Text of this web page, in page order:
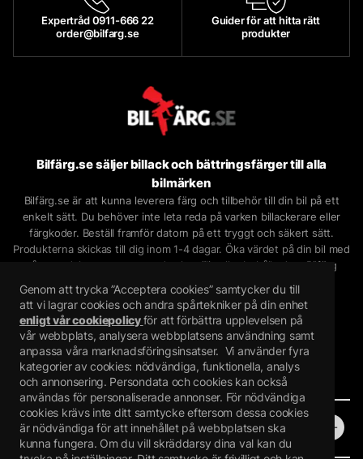
Expertråd 0911-666 22
order@bilfarg.se
Guider för att hitta rätt
produkter
Bilfärg.se säljer billack och bättringsfärger till alla
bilmärken
Bilfärg.se är att kunna leverera färg och tillbehör till din bil på ett
enkelt sätt. Du behöver inte leta reda på varken billackerare eller
färgkoder. Beställ framför datorn på ett tryggt och säkert sätt.
Produkterna skickas till dig inom 1-4 dagar. Öka värdet på din bil med
våra produkter oavsett om du ska sälja eller behålla den. Bilfärg
bättringsfärgpå nätet.
Bilfärgsspecialisten i Piteå AB
Mejselvägen 24, 943 36 Öjebyn
Orgnr: 559272-7407
Butik
Genom att trycka ”Acceptera cookies” samtycker du till
att vi lagrar cookies och andra spårtekniker på din enhet
enligt vår cookiepolicyför att förbättra upplevelsen på
vår webbplats, analysera webbplatsens användning samt
anpassa våra marknadsföringsinsatser. Vi använder fyra
kategorier av cookies: nödvändiga, funktionella, analys
och annonsering. Persondata och cookies kan också
användas för personaliserade annonser. För nödvändiga
cookies krävs inte ditt samtycke eftersom dessa cookies
är nödvändiga för att innehållet på webbplatsen ska
kunna fungera. Om du vill skräddarsy dina val kan du